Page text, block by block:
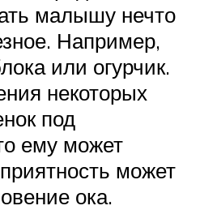
малышу нечто
Например,
или огурчик.
некоторых
под
ему может
может
ока.